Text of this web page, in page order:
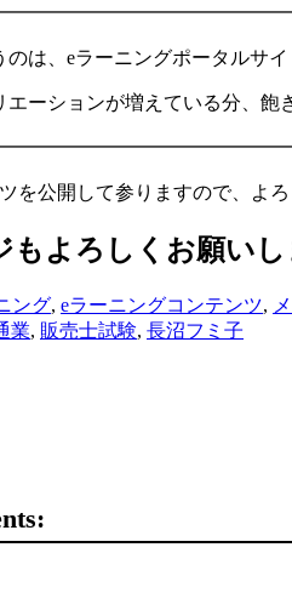
は、eラーニングポータルサイ
ーションが増えている分、飽
を公開して参りますので、よろ
もよろしくお願い
ング, eラーニングコンテンツ,
業, 販売士試験, 長沼フミ子